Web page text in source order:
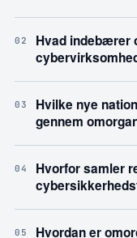
02
Hvad indebærer
03
Hvilke nye
gennem
04
Hvorfor samler
05
Hvordan er